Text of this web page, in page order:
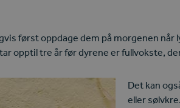
først oppdage dem på morgenen når
opptil tre år før dyrene er fullvokste,
Det kan
eller